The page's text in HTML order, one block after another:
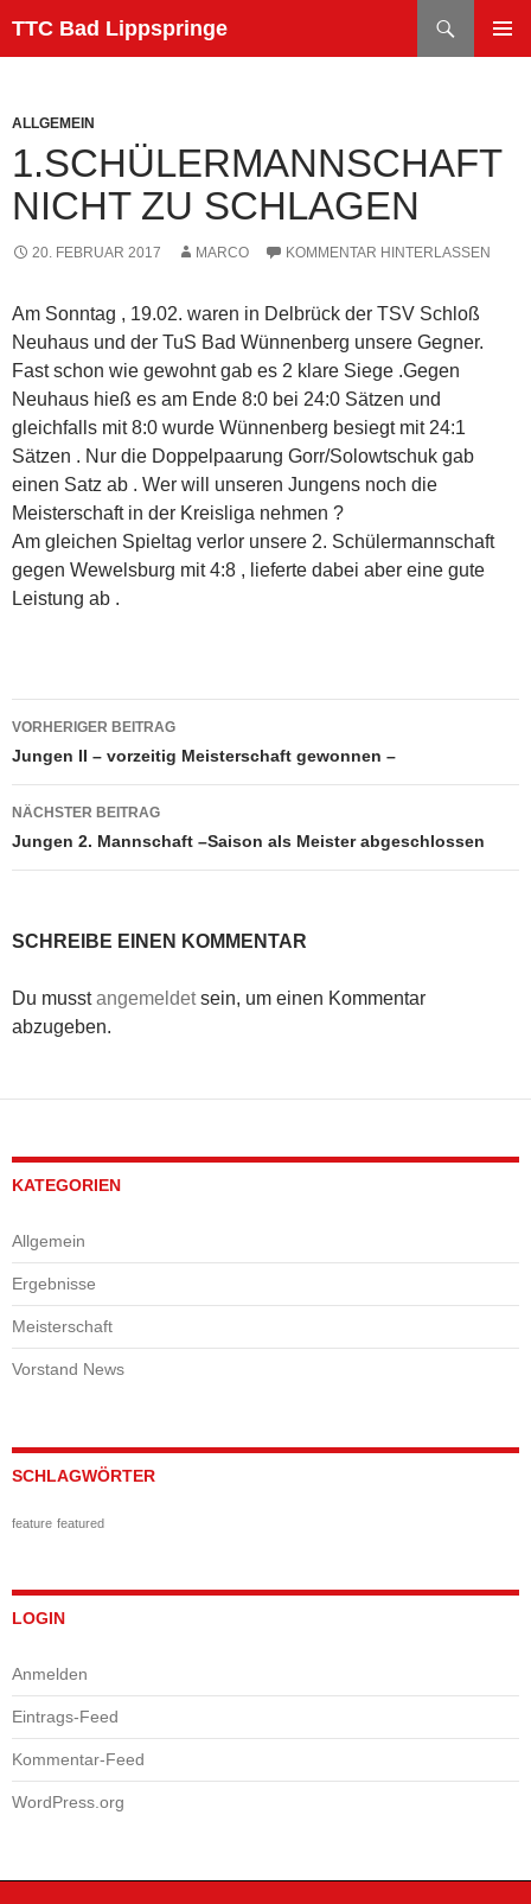
Inhalt
TTC Bad Lippspringe
ALLGEMEIN
1.SCHÜLERMANNSCHAFT
NICHT ZU SCHLAGEN
20. FEBRUAR 2017 MARCO KOMMENTAR HINTERLASSEN
Am Sonntag , 19.02. waren in Delbrück der TSV Schloß
Neuhaus und der TuS Bad Wünnenberg unsere Gegner.
Fast schon wie gewohnt gab es 2 klare Siege .Gegen
Neuhaus hieß es am Ende 8:0 bei 24:0 Sätzen und
gleichfalls mit 8:0 wurde Wünnenberg besiegt mit 24:1
Sätzen . Nur die Doppelpaarung Gorr/Solowtschuk gab
einen Satz ab . Wer will unseren Jungens noch die
Meisterschaft in der Kreisliga nehmen ?
Am gleichen Spieltag verlor unsere 2. Schülermannschaft
gegen Wewelsburg mit 4:8 , lieferte dabei aber eine gute
Leistung ab .
Beitragsnavigation
VORHERIGER BEITRAG
Jungen II – vorzeitig Meisterschaft gewonnen –
NÄCHSTER BEITRAG
Jungen 2. Mannschaft –Saison als Meister abgeschlossen
SCHREIBE EINEN KOMMENTAR
Du musstangemeldetsein, um einen Kommentar
abzugeben.
KATEGORIEN
Allgemein
Ergebnisse
Meisterschaft
Vorstand News
SCHLAGWÖRTER
feature featured
LOGIN
Anmelden
Eintrags-Feed
Kommentar-Feed
WordPress.org